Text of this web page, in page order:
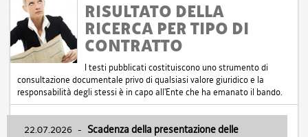
RISULTATO DELLA
RICERCA PER TIPO DI
CONTRATTO
I testi pubblicati costituiscono uno strumento di
consultazione documentale privo di qualsiasi valore giuridico e la
responsabilità degli stessi è in capo all'Ente che ha emanato il bando.
22.07.2026 - Scadenza della presentazione delle